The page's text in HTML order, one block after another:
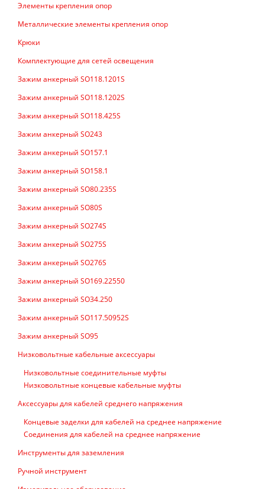
Элементы крепления опор
Металлические элементы крепления опор
Крюки
Комплектующие для сетей освещения
Зажим анкерный SO118.1201S
Зажим анкерный SO118.1202S
Зажим анкерный SO118.425S
Зажим анкерный SO243
Зажим анкерный SO157.1
Зажим анкерный SO158.1
Зажим анкерный SO80.235S
Зажим анкерный SO80S
Зажим анкерный SO274S
Зажим анкерный SO275S
Зажим анкерный SO276S
Зажим анкерный SO169.22550
Зажим анкерный SO34.250
Зажим анкерный SO117.50952S
Зажим анкерный SO95
Низковольтные кабельные аксессуары
Низковольтные соединительные муфты
Низковольтные концевые кабельные муфты
Аксессуары для кабелей среднего напряжения
Концевые заделки для кабелей на среднее напряжение
Соединения для кабелей на среднее напряжение
Инструменты для заземления
Ручной инструмент